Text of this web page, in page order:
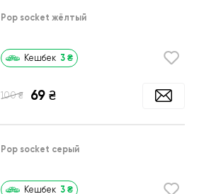
Pop socket жёлтый
Кешбек 3 ₴
100 ₴ 69 ₴
Pop socket серый
Кешбек 3 ₴